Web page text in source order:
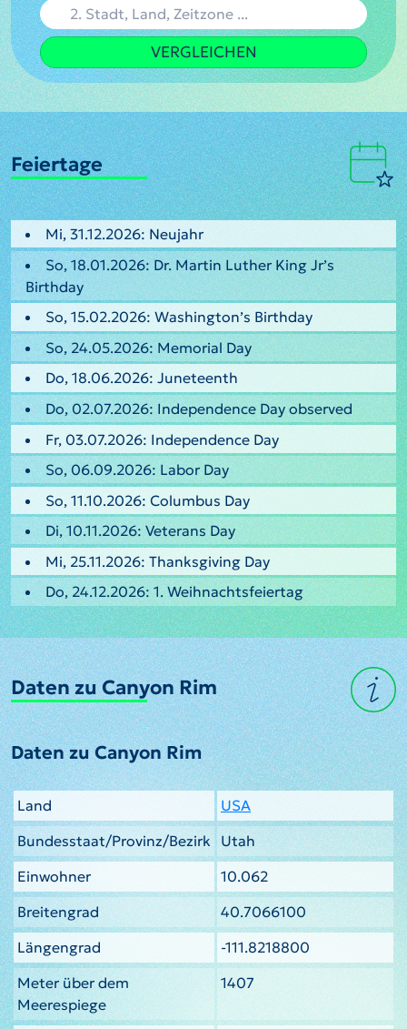
VERGLEICHEN
Feiertage
Mi, 31.12.2026: Neujahr
So, 18.01.2026: Dr. Martin Luther King Jr’s
Birthday
So, 15.02.2026: Washington’s Birthday
So, 24.05.2026: Memorial Day
Do, 18.06.2026: Juneteenth
Do, 02.07.2026: Independence Day observed
Fr, 03.07.2026: Independence Day
So, 06.09.2026: Labor Day
So, 11.10.2026: Columbus Day
Di, 10.11.2026: Veterans Day
Mi, 25.11.2026: Thanksgiving Day
Do, 24.12.2026: 1. Weihnachtsfeiertag
Daten zu Canyon Rim
Daten zu Canyon Rim
Land
USA
Bundesstaat/Provinz/Bezirk Utah
Einwohner
10.062
Breitengrad
40.7066100
Längengrad
-111.8218800
Meter über dem
Meerespiege
1407